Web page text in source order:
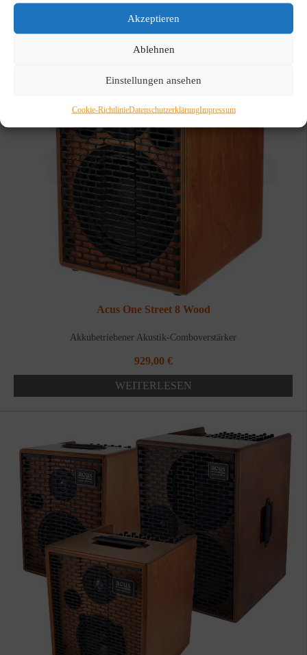
Akzeptieren
Ablehnen
Einstellungen ansehen
Cookie-RichtlinieDatenschutzerklärungImpressum
Acus One Street 8 Wood
Akkubetriebener Akustik-Comboverstärker
929,00 €
WEITERLESEN